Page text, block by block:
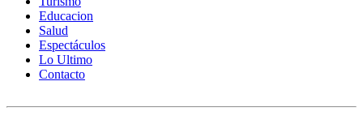
Educacion
Salud
Espectáculos
Lo Ultimo
Contacto